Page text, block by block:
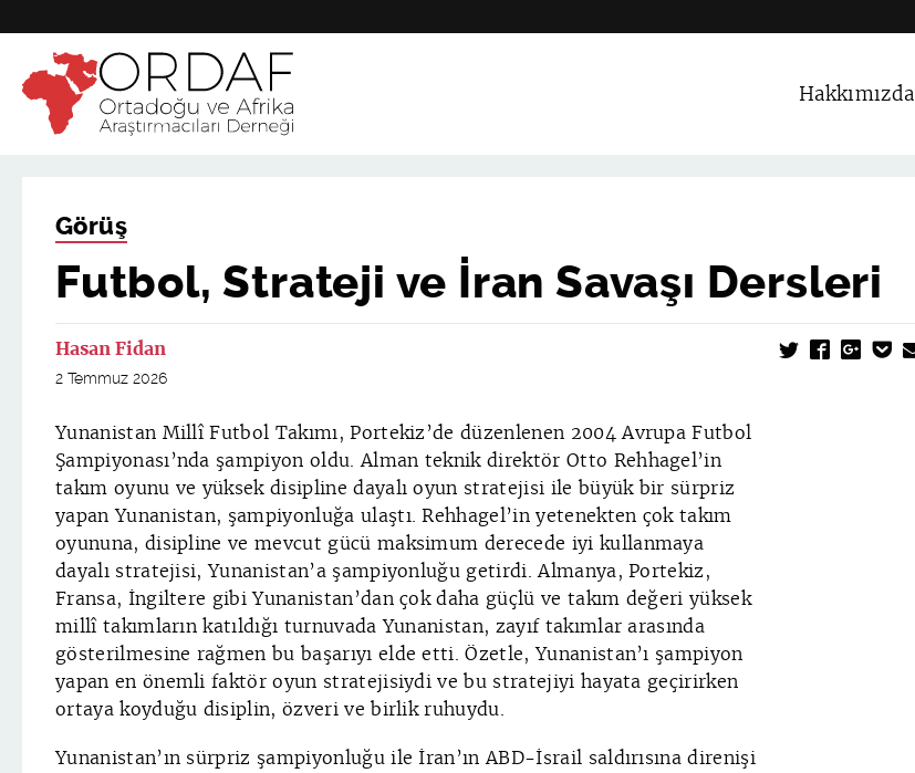
Hakkımızda
Görüş
Futbol, Strateji ve İran Savaşı Dersleri
Hasan Fidan
2 Temmuz 2026
Yunanistan Millî Futbol Takımı, Portekiz’de düzenlenen 2004 Avrupa Futbol
Şampiyonası’nda şampiyon oldu. Alman teknik direktör Otto Rehhagel’in
takım oyunu ve yüksek disipline dayalı oyun stratejisi ile büyük bir sürpriz
yapan Yunanistan, şampiyonluğa ulaştı. Rehhagel’in yetenekten çok takım
oyununa, disipline ve mevcut gücü maksimum derecede iyi kullanmaya
dayalı stratejisi, Yunanistan’a şampiyonluğu getirdi. Almanya, Portekiz,
Fransa, İngiltere gibi Yunanistan’dan çok daha güçlü ve takım değeri yüksek
millî takımların katıldığı turnuvada Yunanistan, zayıf takımlar arasında
gösterilmesine rağmen bu başarıyı elde etti. Özetle, Yunanistan’ı şampiyon
yapan en önemli faktör oyun stratejisiydi ve bu stratejiyi hayata geçirirken
ortaya koyduğu disiplin, özveri ve birlik ruhuydu.
Yunanistan’ın sürpriz şampiyonluğu ile İran’ın ABD-İsrail saldırısına direnişi